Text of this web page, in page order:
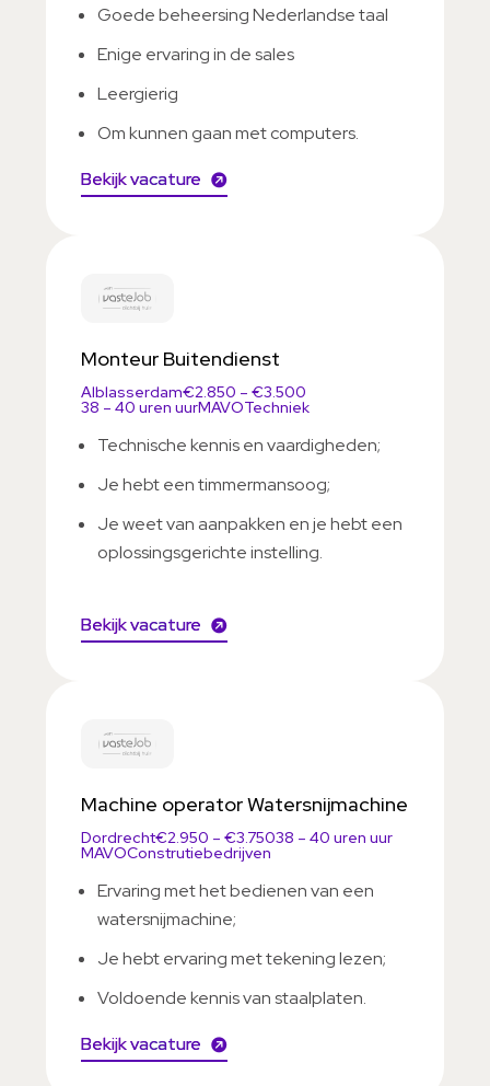
Goede beheersing Nederlandse taal
Enige ervaring in de sales
Leergierig
Om kunnen gaan met computers.
Bekijk vacature
Monteur Buitendienst
Alblasserdam€2.850 – €3.500
38 – 40 uren uurMAVOTechniek
Technische kennis en vaardigheden;
Je hebt een timmermansoog;
Je weet van aanpakken en je hebt een
oplossingsgerichte instelling.
Bekijk vacature
Machine operator Watersnijmachine
Dordrecht€2.950 – €3.75038 – 40 uren uur
MAVOConstrutiebedrijven
Ervaring met het bedienen van een
watersnijmachine;
Je hebt ervaring met tekening lezen;
Voldoende kennis van staalplaten.
Bekijk vacature